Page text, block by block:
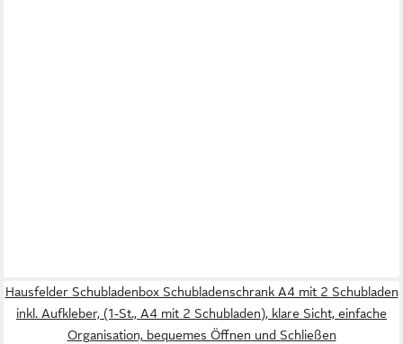
Hausfelder Schubladenbox Schubladenschrank A4 mit 2 Schubladen
inkl. Aufkleber, (1-St., A4 mit 2 Schubladen), klare Sicht, einfache
Organisation, bequemes Öffnen und Schließen